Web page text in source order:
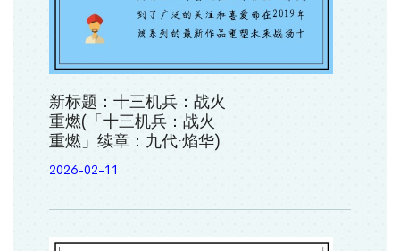
新标题：十三机兵：战火
重燃(「十三机兵：战火
重燃」续章：九代·焰华)
2026-02-11